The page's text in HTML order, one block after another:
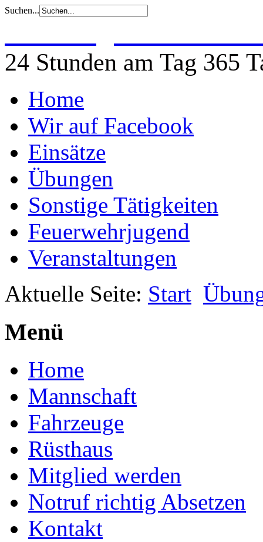
Suchen...
24 Stunden am Tag 365
Home
Wir auf Facebook
Einsätze
Übungen
Sonstige Tätigkeiten
Feuerwehrjugend
Veranstaltungen
Aktuelle Seite: Start
Menü
Home
Mannschaft
Fahrzeuge
Rüsthaus
Mitglied werden
Notruf richtig Absetzen
Kontakt